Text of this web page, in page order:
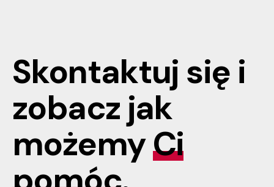
Skontaktuj się i
zobacz jak
możemyCi